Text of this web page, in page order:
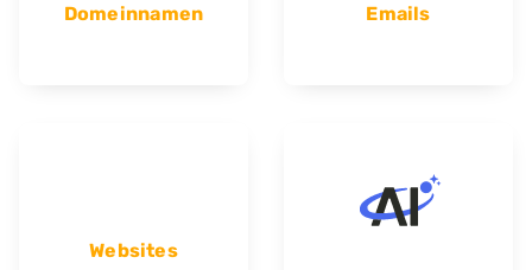
Domeinnamen Emails
Websites